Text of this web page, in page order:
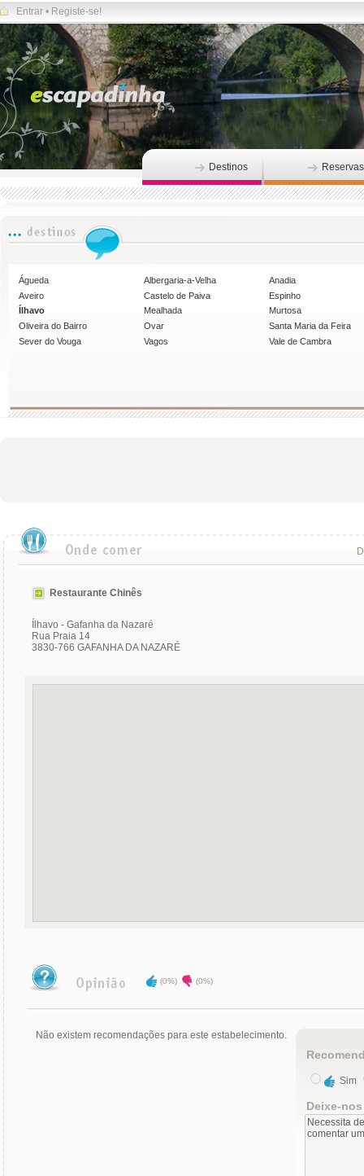
Entrar • Registe-se!
Destinos Reservas
Águeda Albergaria-a-Velha
Anadia
Aveiro
Castelo de Paiva
Espinho
Ílhavo
Mealhada
Murtosa
Oliveira do Bairro
Ovar
Santa Maria da Feira
Sever do Vouga
Vagos Vale de Cambra
Restaurante Chinês
Ílhavo - Gafanha da Nazaré
Rua Praia 14
3830-766 GAFANHA DA NAZARÉ
(0%) (0%)
Não existem recomendações para este estabelecimento.
Sim
Deixe-